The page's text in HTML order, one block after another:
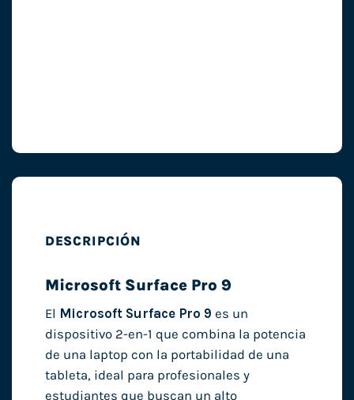
DESCRIPCIÓN
Microsoft Surface Pro 9
El Microsoft Surface Pro 9 es un
dispositivo 2-en-1 que combina la potencia
de una laptop con la portabilidad de una
tableta, ideal para profesionales y
estudiantes que buscan un alto